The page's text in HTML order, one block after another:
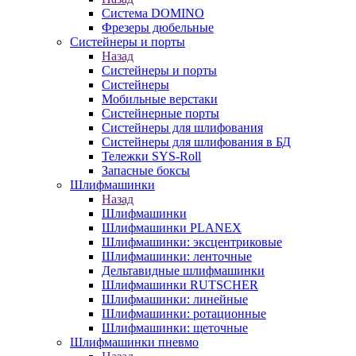
Система DOMINO
Фрезеры дюбельные
Систейнеры и порты
Назад
Систейнеры и порты
Систейнеры
Мобильные верстаки
Систейнерные порты
Систейнеры для шлифования
Систейнеры для шлифования в БД
Тележки SYS-Roll
Запасные боксы
Шлифмашинки
Назад
Шлифмашинки
Шлифмашинки PLANEX
Шлифмашинки: эксцентриковые
Шлифмашинки: ленточные
Дельтавидные шлифмашинки
Шлифмашинки RUTSCHER
Шлифмашинки: линейные
Шлифмашинки: ротационные
Шлифмашинки: щеточные
Шлифмашинки пневмо